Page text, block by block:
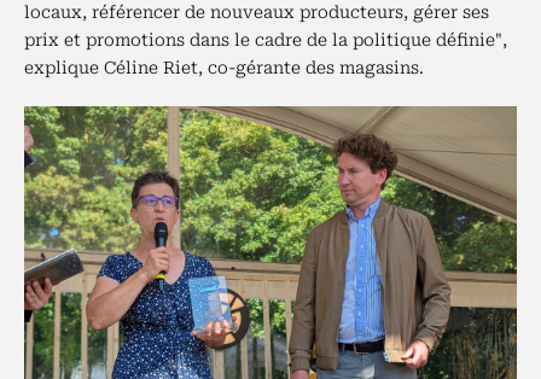
locaux, référencer de nouveaux producteurs, gérer ses
prix et promotions dans le cadre de la politique définie",
explique Céline Riet, co-gérante des magasins.